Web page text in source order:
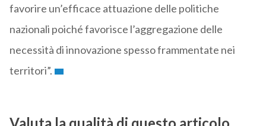
favorire un’efficace attuazione delle politiche
nazionali poiché favorisce l’aggregazione delle
necessità di innovazione spesso frammentate nei
territori”.